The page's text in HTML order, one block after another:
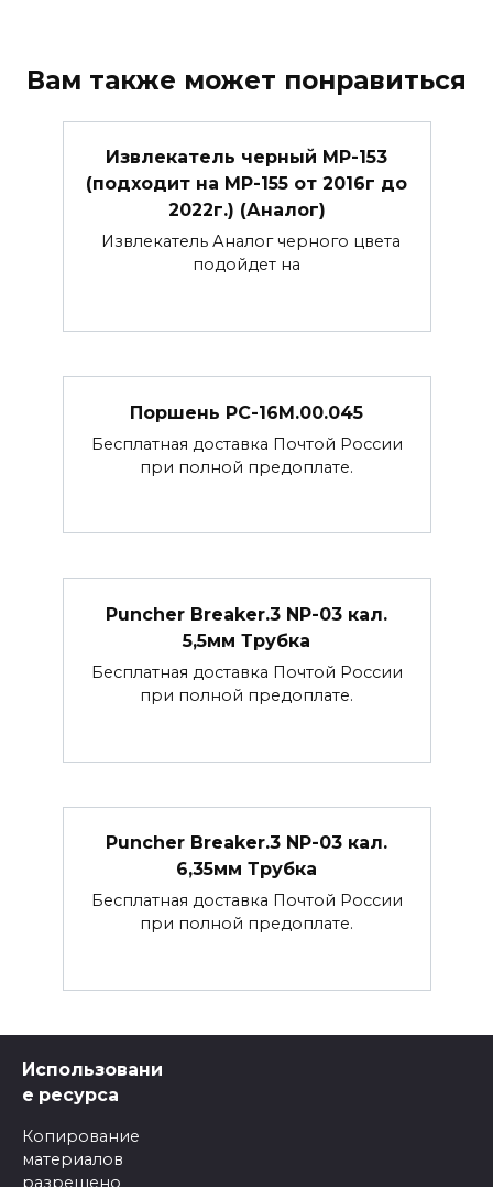
Вам также может понравиться
Извлекатель черный МР-153
(подходит на МР-155 от 2016г до
2022г.) (Аналог)
Извлекатель Аналог черного цвета
подойдет на
Поршень РС-16М.00.045
Бесплатная доставка Почтой России
при полной предоплате.
Puncher Breaker.3 NP-03 кал.
5,5мм Трубка
Бесплатная доставка Почтой России
при полной предоплате.
Puncher Breaker.3 NP-03 кал.
6,35мм Трубка
Бесплатная доставка Почтой России
при полной предоплате.
Использовани
е ресурса
Копирование
материалов
разрешено